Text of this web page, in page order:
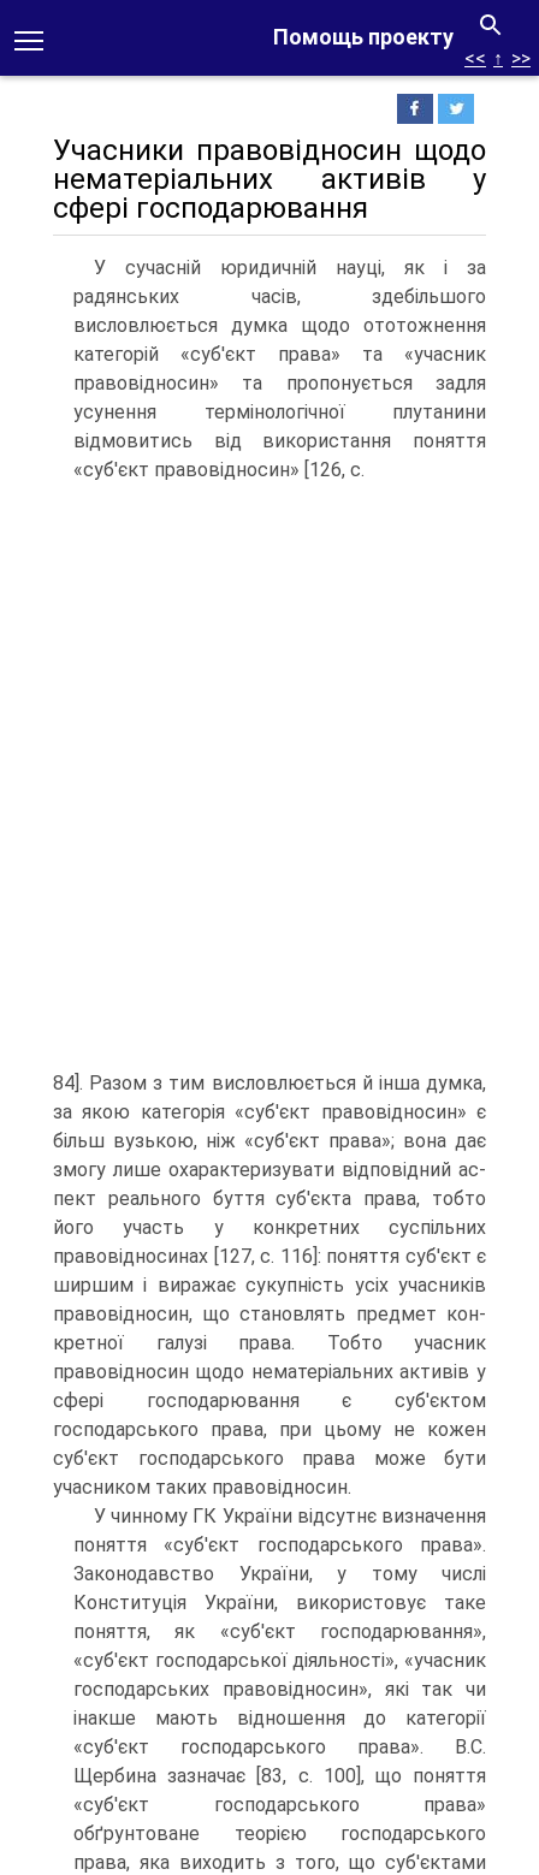
Помощь проекту
<< ↑ >>
Учасники правовідносин щодо
нематері­альних активів у
сфері господарювання
У сучасній юридичній науці, як і за
радянських часів, здебільшого
висловлюється думка щодо ототож­нення
категорій «суб'єкт права» та «учасник
правовід­носин» та пропонується задля
усунення термінологіч­ної плутанини
відмовитись від використання поняття
«суб'єкт правовідносин» [126, с.
84]. Разом з тим ви­словлюється й інша думка,
за якою категорія «суб'єкт правовідносин» є
більш вузькою, ніж «суб'єкт права»; вона дає
змогу лише охарактеризувати відповідний ас­
пект реального буття суб'єкта права, тобто
його участь у конкретних суспільних
правовідносинах [127, с. 116]: поняття суб'єкт є
ширшим і виражає сукупність усіх учасників
правовідносин, що становлять предмет кон­
кретної галузі права. Тобто учасник
правовідносин щодо нематеріальних активів у
сфері господарювання є суб'єктом
господарського права, при цьому не ко­жен
суб'єкт господарського права може бути
учасни­ком таких правовідносин.
У чинному ГК України відсутнє визначення
по­няття «суб'єкт господарського права».
Законодавство України, у тому числі
Конституція України, вико­ристовує таке
поняття, як «суб'єкт господарювання»,
«суб'єкт господарської діяльності», «учасник
госпо­дарських правовідносин», які так чи
інакше мають від­ношення до категорії
«суб'єкт господарського права». В.С.
Щербина зазначає [83, с. 100], що поняття
«суб'єкт господарського права»
обґрунтоване теорією господар­ського
права, яка виходить з того, що суб'єктами